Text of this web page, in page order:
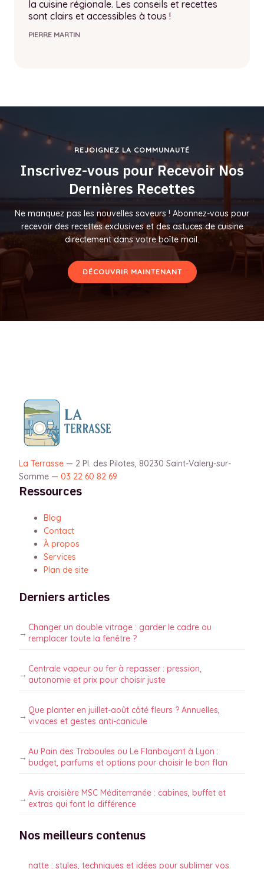
la cuisine régionale. Les conseils et recettes
sont clairs et accessibles à tous !
PIERRE MARTIN
REJOIGNEZ LA COMMUNAUTÉ
Inscrivez-vous pour Recevoir Nos
Dernières Recettes
Ne manquez pas les nouvelles saveurs ! Abonnez-vous pour
recevoir des recettes exclusives et des astuces de cuisine
directement dans votre boîte mail.
DÉCOUVRIR MAINTENANT
La Terrasse — 2 Pl. des Pilotes, 80230 Saint-Valery-sur-
Somme — 03 22 60 82 69
Ressources
Blog
Contact
À propos
Services
Plan de site
Derniers articles
Changer un double vitrage : garder le cadre ou
remplacer toute la fenêtre ?
Centrale vapeur ou fer à repasser : pression,
autonomie et prix pour choisir juste
Que planter en juillet-août côté fleurs ? Annuelles,
vivaces et gestes anti-canicule
Au Pain des Traboules ou Le Flanboyant à Lyon :
budget, parfums et options pour choisir le bon flan
Avis croisière MSC Méditerranée : cabines, buffet et
extras qui font la différence
Nos meilleurs contenus
natte : styles, techniques et idées pour sublimer vos